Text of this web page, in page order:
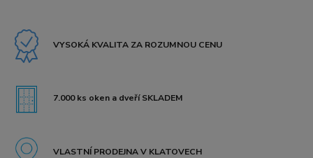
VYSOKÁ KVALITA ZA ROZUMNOU CENU
7.000 ks oken a dveří SKLADEM
VLASTNÍ PRODEJNA V KLATOVECH